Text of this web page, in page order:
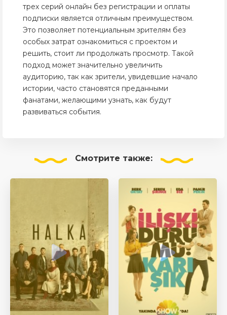
трех серий онлайн без регистрации и оплаты
подписки является отличным преимуществом.
Это позволяет потенциальным зрителям без
особых затрат ознакомиться с проектом и
решить, стоит ли продолжать просмотр. Такой
подход может значительно увеличить
аудиторию, так как зрители, увидевшие начало
истории, часто становятся преданными
фанатами, желающими узнать, как будут
развиваться события.
Смотрите также: